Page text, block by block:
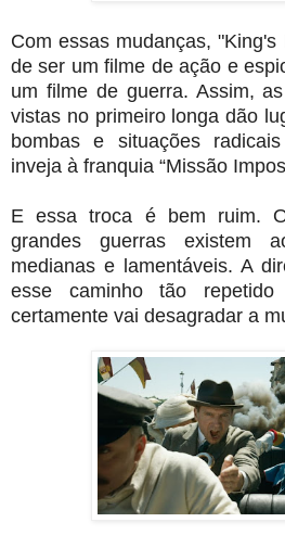
Com essas mudanças, "King's
de ser um filme de ação e
um filme de guerra. Assim,
vistas no primeiro longa dão
bombas e situações
inveja à franquia “Missão
E essa troca é bem ruim.
grandes guerras existem
medianas e lamentáveis. A
esse caminho tão
certamente vai desagradar a